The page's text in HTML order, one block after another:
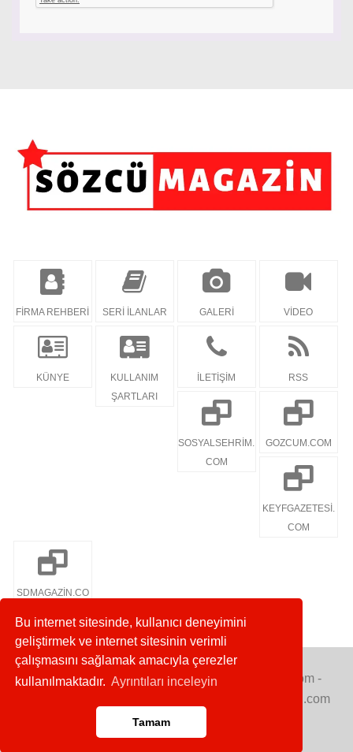
Bu internet sitesinde, kullanıcı deneyimini
geliştirmek ve internet sitesinin verimli
çalışmasını sağlamak amacıyla çerezler
kullanılmaktadır. Ayrıntıları inceleyin
Tamam
FİRMA REHBERİ SERİ İLANLAR GALERİ VİDEO
KÜNYE
KULLANIM
ŞARTLARI
İLETİŞİM RSS
SOSYALSEHRİM.
COM
GOZCUM.COM
KEYFGAZETESİ.
COM
SDMAGAZİN.CO
Copyright © 2020. Her Hakkı Saklıdır. gozcum.com -
sosyalsehrim.com - keyfgazetesi.com - sdmagazin.com
Anasayfa RSS